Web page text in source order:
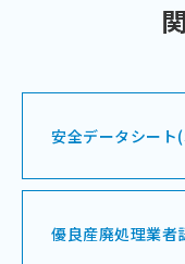
安全データシー
優良産廃処理業者